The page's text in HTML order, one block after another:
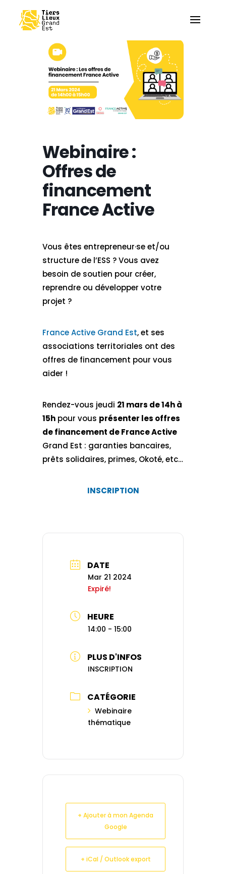
Webinaire :
Offres de
financement
France Active
Vous êtes entrepreneur·se et/ou
structure de l’ESS ? Vous avez
besoin de soutien pour créer,
reprendre ou développer votre
projet ?
France Active Grand Est, et ses
associations territoriales ont des
offres de financement pour vous
aider !
Rendez-vous jeudi 21 mars de 14h à
15h pour vous présenter les offres
de financement de FranceActive
Grand Est : garanties bancaires,
prêts solidaires, primes, Okoté, etc…
INSCRIPTION
DATE
Mar 21 2024
Expiré!
HEURE
14:00 - 15:00
PLUS D'INFOS
INSCRIPTION
CATÉGORIE
Webinaire
thématique
+ Ajouter à mon Agenda
Google
+ iCal / Outlook export